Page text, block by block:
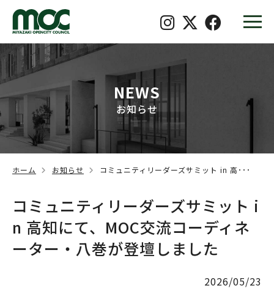
NEWS
お知らせ
ホーム お知らせ コミュニティリーダーズサミット in 高･･･
コミュニティリーダーズサミット i
n 高知にて、MOC交流コーディネ
ーター・八巻が登壇しました
2026/05/23